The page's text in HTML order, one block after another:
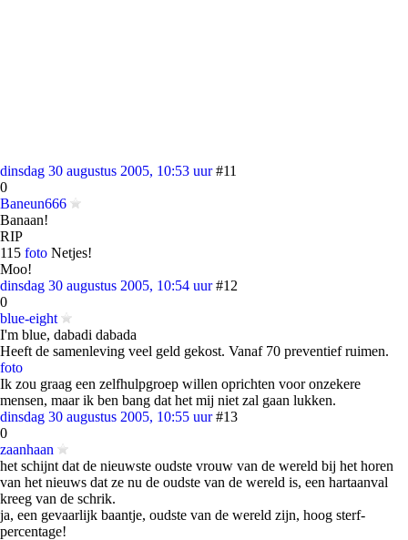
dinsdag 30 augustus 2005, 10:53 uur #11
0
Baneun666
Banaan!
RIP
115 foto Netjes!
Moo!
dinsdag 30 augustus 2005, 10:54 uur #12
0
blue-eight
I'm blue, dabadi dabada
Heeft de samenleving veel geld gekost. Vanaf 70 preventief ruimen.
foto
Ik zou graag een zelfhulpgroep willen oprichten voor onzekere
mensen, maar ik ben bang dat het mij niet zal gaan lukken.
dinsdag 30 augustus 2005, 10:55 uur #13
0
zaanhaan
het schijnt dat de nieuwste oudste vrouw van de wereld bij het horen
van het nieuws dat ze nu de oudste van de wereld is, een hartaanval
kreeg van de schrik.
ja, een gevaarlijk baantje, oudste van de wereld zijn, hoog sterf-
percentage!